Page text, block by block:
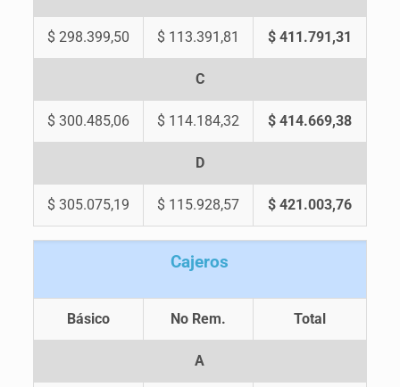
$ 298.399,50 $ 113.391,81 $ 411.791,31
C
$ 300.485,06 $ 114.184,32 $ 414.669,38
D
$ 305.075,19 $ 115.928,57 $ 421.003,76
Cajeros
Básico No Rem. Total
A